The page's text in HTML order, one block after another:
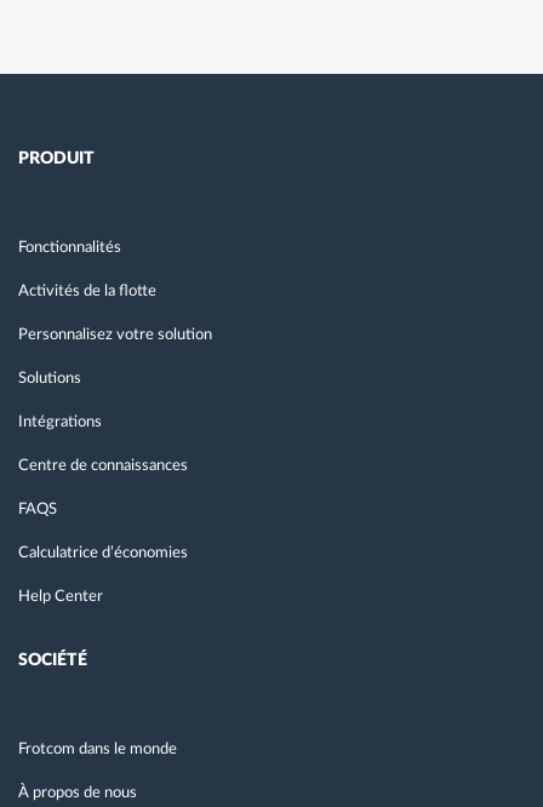
PRODUIT
Fonctionnalités
Activités de la flotte
Personnalisez votre solution
Solutions
Intégrations
Centre de connaissances
FAQS
Calculatrice d’économies
Help Center
SOCIÉTÉ
Frotcom dans le monde
À propos de nous